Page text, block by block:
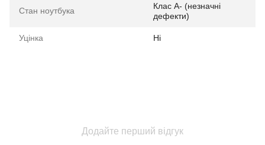
Стан ноутбука
Клас A- (незначні
дефекти)
Уцінка Ні
Додайте перший відгук